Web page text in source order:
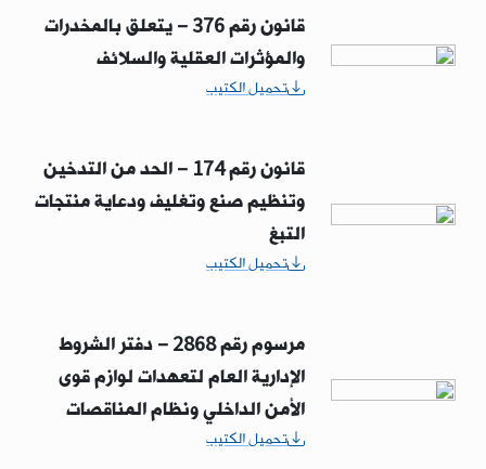
قانون رقم 376 – يتعلق بالمخدرات
والمؤثرات العقلية والسلائف
تحميل الكتيب
قانون رقم 174 – الحد من التدخين
وتنظيم صنع وتغليف ودعاية منتجات
التبغ
تحميل الكتيب
مرسوم رقم 2868 – دفتر الشروط
الإدارية العام لتعهدات لوازم قوى
الأمن الداخلي ونظام المناقصات
تحميل الكتيب